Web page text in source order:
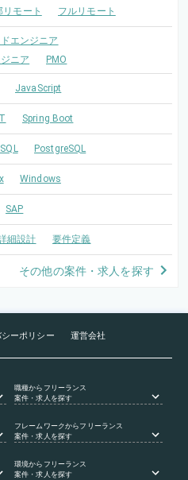
リモート フルリモート
エンジニア
ニア
PMO
JavaScript
Spring Boot
PostgreSQL
Windows
SAP
細設計 要件定義
その他の案件・求人を探す
ーポリシー 運営会社
職種からフリーランス
案件・求人を探す
フレームワークからフリーランス
案件・求人を探す
環境からフリーランス
案件・求人を探す